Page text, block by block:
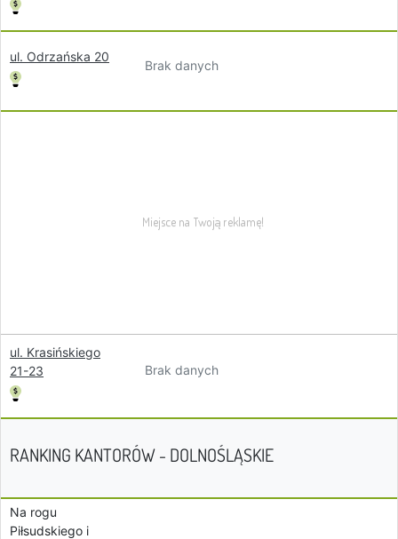
ul. Odrzańska 20
Brak danych
ul. Krasińskiego
21-23
Brak danych
RANKING KANTORÓW - DOLNOŚLĄSKIE
Na rogu
Piłsudskiego i